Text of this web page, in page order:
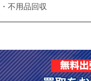
・不用品回収